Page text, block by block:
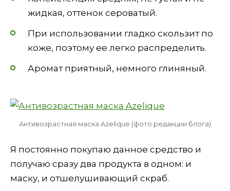
жидкая, оттенок сероватый.
При использовании гладко скользит по
коже, поэтому ее легко распределить.
Аромат приятный, немного глиняный.
Антивозрастная маска Azelique (фото редакции блога)
Я постоянно покупаю данное средство и
получаю сразу два продукта в одном: и
маску, и отшелушивающий скраб.